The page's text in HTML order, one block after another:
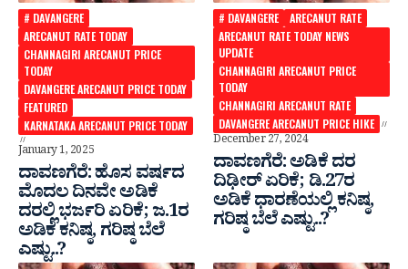
# DAVANGERE
ARECANUT RATE TODAY
CHANNAGIRI ARECANUT PRICE
TODAY
DAVANGERE ARECANUT PRICE TODAY
FEATURED
KARNATAKA ARECANUT PRICE TODAY
January 1, 2025
ದಾವಣಗೆರೆ: ಹೊಸ ವರ್ಷದ
ಮೊದಲ ದಿನವೇ ಅಡಿಕೆ
ದರಲ್ಲಿ ಭರ್ಜರಿ ಏರಿಕೆ; ಜ.1ರ
ಅಡಿಕೆ ಕನಿಷ್ಠ, ಗರಿಷ್ಠ ಬೆಲೆ
ಎಷ್ಟು..?
# DAVANGERE
ARECANUT RATE
ARECANUT RATE TODAY NEWS
UPDATE
CHANNAGIRI ARECANUT PRICE
TODAY
CHANNAGIRI ARECANUT RATE
DAVANGERE ARECANUT PRICE HIKE
December 27, 2024
ದಾವಣಗೆರೆ: ಅಡಿಕೆ ದರ
ದಿಢೀರ್ ಏರಿಕೆ; ಡಿ.27ರ
ಅಡಿಕೆ ಧಾರಣೆಯಲ್ಲಿ ಕನಿಷ್ಠ,
ಗರಿಷ್ಠ ಬೆಲೆ ಎಷ್ಟು..?